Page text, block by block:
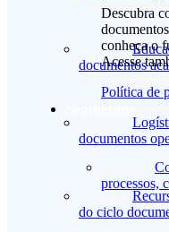
Descubra
conheça o
Acesse
Política de
processos,
documentos
documentos
do ciclo